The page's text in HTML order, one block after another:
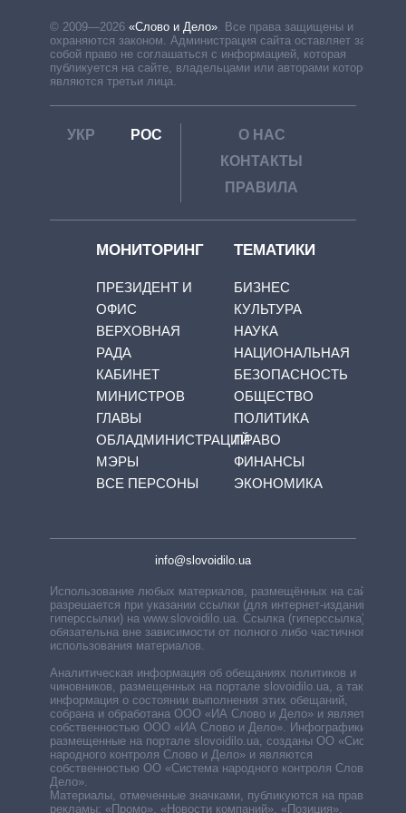
© 2009—2026 «Слово и Дело» Все права защищены и
охраняются законом. Администрация сайта оставляет за
собой право не соглашаться с информацией, которая
публикуется на сайте, владельцами или авторами которой
являются третьи лица.
УКР РОС
О НАС
КОНТАКТЫ
ПРАВИЛА
МОНИТОРИНГ
ПРЕЗИДЕНТ И
ОФИС
ВЕРХОВНАЯ
РАДА
КАБИНЕТ
МИНИСТРОВ
ГЛАВЫ
ОБЛАДМИНИСТРАЦИЙ
МЭРЫ
ВСЕ ПЕРСОНЫ
ТЕМАТИКИ
БИЗНЕС
КУЛЬТУРА
НАУКА
НАЦИОНАЛЬНАЯ
БЕЗОПАСНОСТЬ
ОБЩЕСТВО
ПОЛИТИКА
ПРАВО
ФИНАНСЫ
ЭКОНОМИКА
info@slovoidilo.ua
Использование любых материалов, размещённых на сайте,
разрешается при указании ссылки (для интернет-изданий —
гиперссылки) на www.slovoidilo.ua. Ссылка (гиперссылка)
обязательна вне зависимости от полного либо частичного
использования материалов.
Аналитическая информация об обещаниях политиков и
чиновников, размещенных на портале slovoidilo.ua, а также
информация о состоянии выполнения этих обещаний,
собрана и обработана ООО «ИА Слово и Дело» и является
собственностью ООО «ИА Слово и Дело». Инфографики,
размещенные на портале slovoidilo.ua, созданы ОО «Система
народного контроля Слово и Дело» и являются
собственностью ОО «Система народного контроля Слово и
Дело».
Материалы, отмеченные значками, публикуются на правах
рекламы: «Промо», «Новости компаний», «Позиция»,